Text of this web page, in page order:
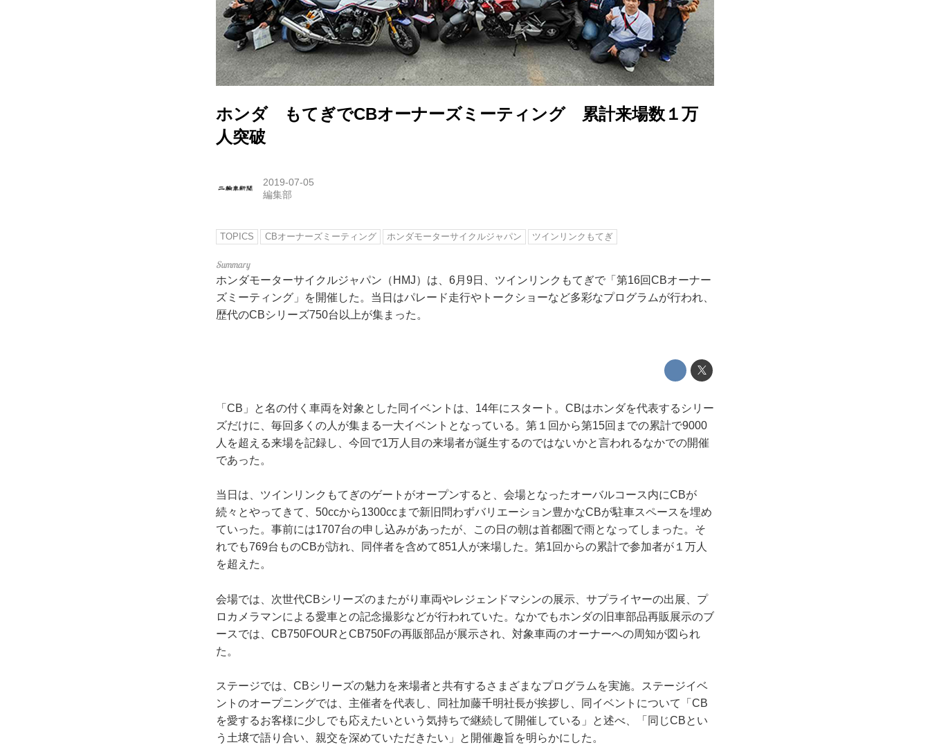
ホンダ もてぎでCBオーナーズミーティング 累計来場数１万
人突破
2019-07-05
編集部
TOPICS CBオーナーズミーティング ホンダモーターサイクルジャパン ツインリンクもてぎ
ホンダモーターサイクルジャパン（HMJ）は、6月9日、ツインリンクもてぎで「第16回CBオーナー
ズミーティング」を開催した。当日はパレード走行やトークショーなど多彩なプログラムが行われ、
歴代のCBシリーズ750台以上が集まった。
「CB」と名の付く車両を対象とした同イベントは、14年にスタート。CBはホンダを代表するシリー
ズだけに、毎回多くの人が集まる一大イベントとなっている。第１回から第15回までの累計で9000
人を超える来場を記録し、今回で1万人目の来場者が誕生するのではないかと言われるなかでの開催
であった。
当日は、ツインリンクもてぎのゲートがオープンすると、会場となったオーバルコース内にCBが
続々とやってきて、50ccから1300ccまで新旧問わずバリエーション豊かなCBが駐車スペースを埋め
ていった。事前には1707台の申し込みがあったが、この日の朝は首都圏で雨となってしまった。そ
れでも769台ものCBが訪れ、同伴者を含めて851人が来場した。第1回からの累計で参加者が１万人
を超えた。
会場では、次世代CBシリーズのまたがり車両やレジェンドマシンの展示、サプライヤーの出展、プ
ロカメラマンによる愛車との記念撮影などが行われていた。なかでもホンダの旧車部品再販展示のブ
ースでは、CB750FOURとCB750Fの再販部品が展示され、対象車両のオーナーへの周知が図られ
た。
ステージでは、CBシリーズの魅力を来場者と共有するさまざまなプログラムを実施。ステージイベ
ントのオープニングでは、主催者を代表し、同社加藤千明社長が挨拶し、同イベントについて「CB
を愛するお客様に少しでも応えたいという気持ちで継続して開催している」と述べ、「同じCBとい
う土壌で語り合い、親交を深めていただきたい」と開催趣旨を明らかにした。